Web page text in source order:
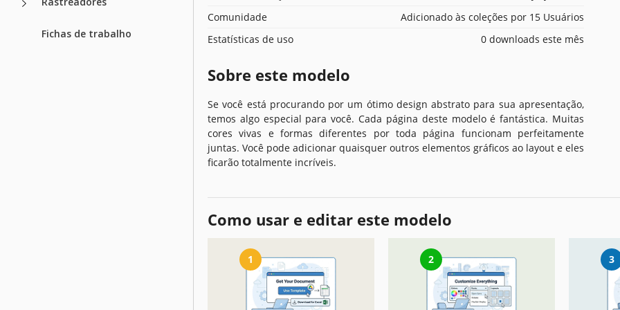
Fichas de trabalho
Comunidade
Adicionado às coleções por 15 Usuários
Estatísticas de uso
0 downloads este mês
Sobre este modelo
Se você está procurando por um ótimo design abstrato para sua apresentação,
temos algo especial para você. Cada página deste modelo é fantástica. Muitas
cores vivas e formas diferentes por toda página funcionam perfeitamente
juntas. Você pode adicionar quaisquer outros elementos gráficos ao layout e eles
ficarão totalmente incríveis.
Como usar e editar este modelo
1 2 3